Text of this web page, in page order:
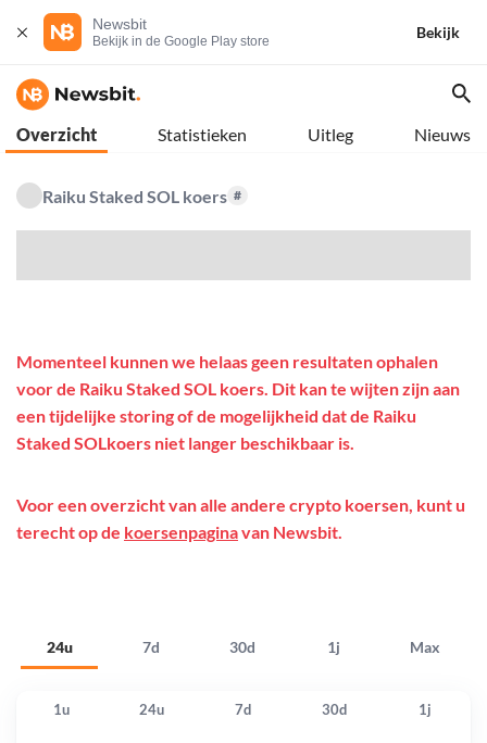
Newsbit
Bekijk in de Google Play store
Bekijk
Overzicht Statistieken Uitleg Nieuws
Raiku Staked SOL koers #
24u 7d 30d 1j Max
Momenteel kunnen we helaas geen resultaten ophalen
voor de Raiku Staked SOL koers. Dit kan te wijten zijn aan
een tijdelijke storing of de mogelijkheid dat de Raiku
Staked SOLkoers niet langer beschikbaar is.
Voor een overzicht van alle andere crypto koersen, kunt u
terecht op de koersenpaginavan Newsbit.
1u 24u 7d 30d 1j